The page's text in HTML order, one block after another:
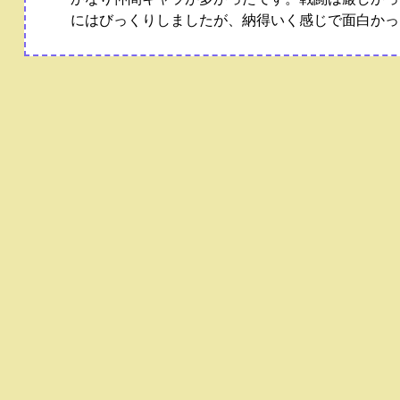
にはびっくりしましたが、納得いく感じで面白か